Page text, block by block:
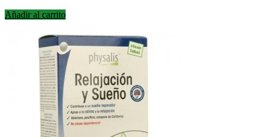
Añadir al carrito